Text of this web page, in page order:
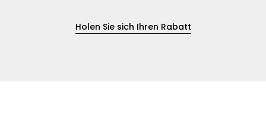
Holen Sie sich Ihren Rabatt